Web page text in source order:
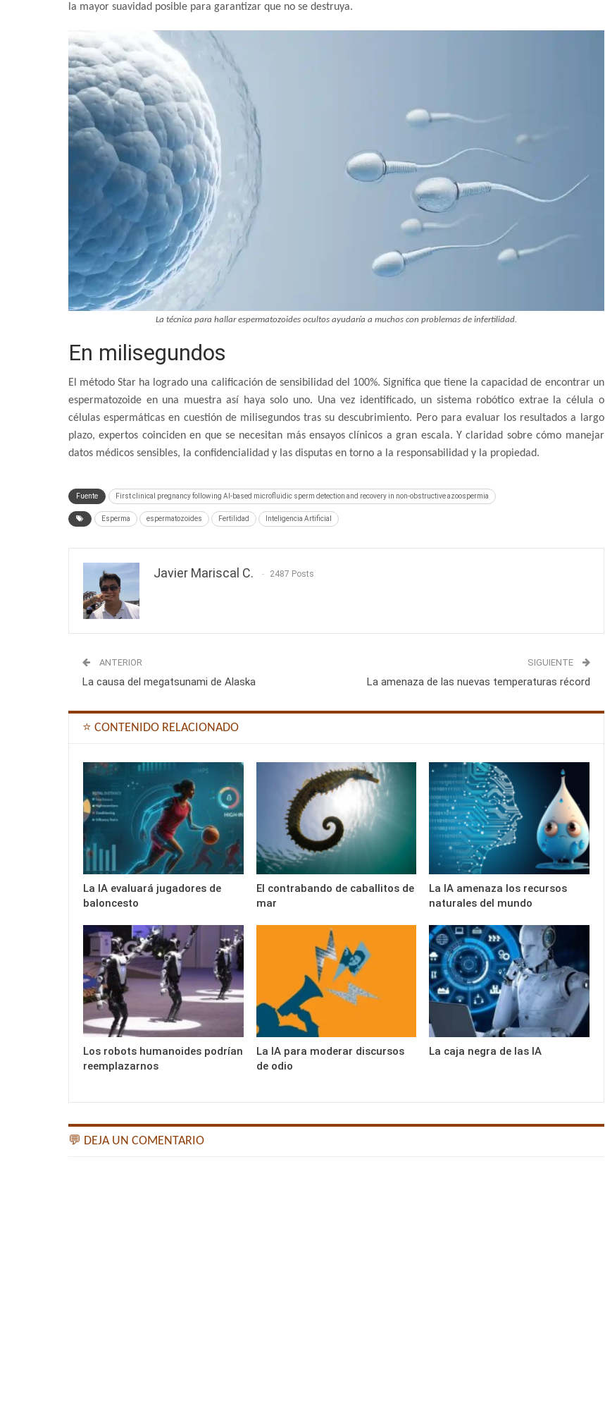
la mayor suavidad posible para garantizar que no se destruya.
La técnica para hallar espermatozoides ocultos ayudaría a muchos con problemas de infertilidad.
En milisegundos
El método Star ha logrado una calificación de sensibilidad del 100%. Significa que tiene la capacidad de encontrar un
espermatozoide en una muestra así haya solo uno. Una vez identificado, un sistema robótico extrae la célula o
células espermáticas en cuestión de milisegundos tras su descubrimiento. Pero para evaluar los resultados a largo
plazo, expertos coinciden en que se necesitan más ensayos clínicos a gran escala. Y claridad sobre cómo manejar
datos médicos sensibles, la confidencialidad y las disputas en torno a la responsabilidad y la propiedad.
Fuente First clinical pregnancy following AI-based microfluidic sperm detection and recovery in non-obstructive azoospermia
Esperma espermatozoides Fertilidad Inteligencia Artificial
Javier Mariscal C. 2487 Posts
ANTERIOR
La causa del megatsunami de Alaska
SIGUIENTE
La amenaza de las nuevas temperaturas récord
⭐ CONTENIDO RELACIONADO
La IA evaluará jugadores de
baloncesto
El contrabando de caballitos de
mar
La IA amenaza los recursos
naturales del mundo
Los robots humanoides podrían
reemplazarnos
La IA para moderar discursos
de odio
La caja negra de las IA
💬 DEJA UN COMENTARIO